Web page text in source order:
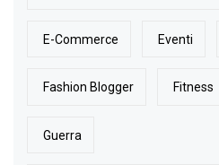
E-Commerce Eventi
Fashion Blogger Fitness
Guerra